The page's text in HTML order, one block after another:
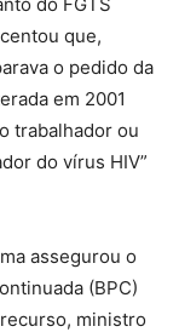
que,
o pedido da
em 2001
trabalhador ou
do vírus HIV”
assegurou o
(BPC)
ministro